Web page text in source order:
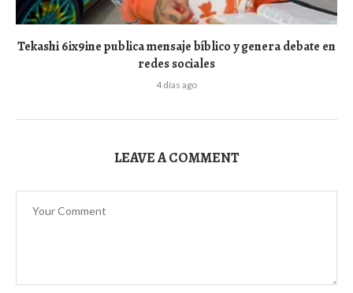
Tekashi 6ix9ine publica mensaje bíblico y genera debate en
redes sociales
4 días ago
LEAVE A COMMENT